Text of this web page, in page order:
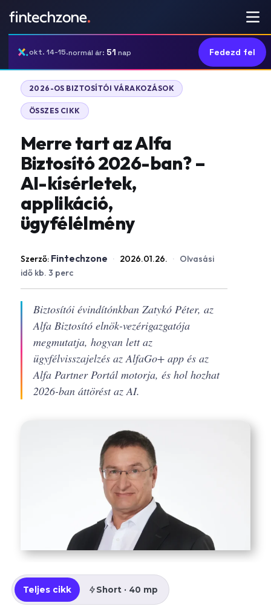
okt. 14-15.normál ár: 51 nap Fedezd fel
2026-OS BIZTOSÍTÓI VÁRAKOZÁSOK
ÖSSZES CIKK
Merre tart az Alfa
Biztosító 2026-ban? –
AI-kísérletek,
applikáció,
ügyfélélmény
Szerző: Fintechzone · 2026.01.26. · Olvasási
idő kb. 3 perc
Biztosítói évindítónkban Zatykó Péter, az
Alfa Biztosító elnök-vezérigazgatója
megmutatja, hogyan lett az
ügyfélvisszajelzés az AlfaGo+ app és az
Alfa Partner Portál motorja, és hol hozhat
2026-ban áttörést az AI.
Teljes cikk Short · 40 mp